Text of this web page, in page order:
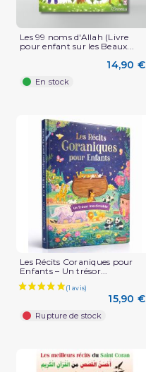
Les 99 noms d'Allah (Livre
pour enfant sur les Beaux...
14,90 €
En stock
Les Récits Coraniques pour
Enfants – Un trésor...
15,90 €
Rupture de stock